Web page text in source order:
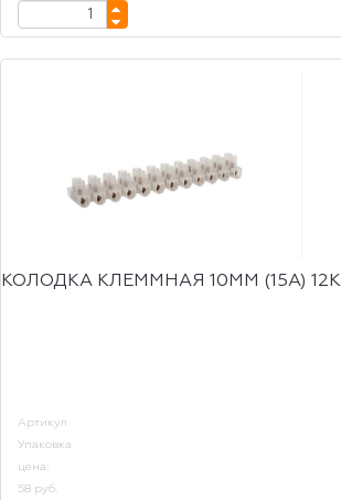
КОЛОДКА КЛЕММНАЯ 10ММ (15А)
Артикул
Упаковка
цена:
58 руб.